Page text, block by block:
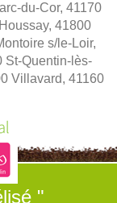
du-Cor, 41170
41800
s/le-Loir,
St-Quentin-lès-
Villavard, 41160
"